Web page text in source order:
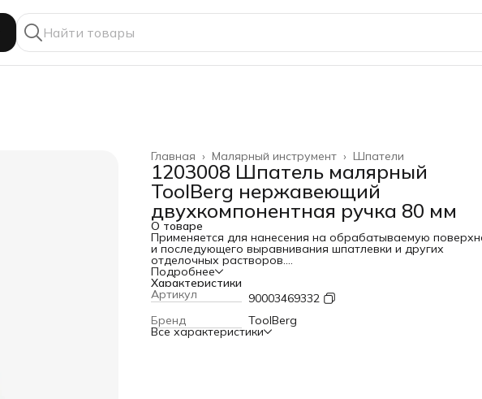
Шпатели
Малярный инструмент ›
Главная ›
1203008 Шпатель малярный
ToolBerg нержавеющий
двухкомпонентная ручка 80 мм
О товаре
Применяется для нанесения на обрабатываемую
и последующего выравнивания шпатлевки и других
отделочных растворов.
Профилированное полотно шпателя изготовлено из
нержавеющей стали. Профессиональная
рукоятка устраняет проскальзывание
Подробнее
Характеристики
Артикул
90003469332
Бренд
ToolBerg
Все характеристики